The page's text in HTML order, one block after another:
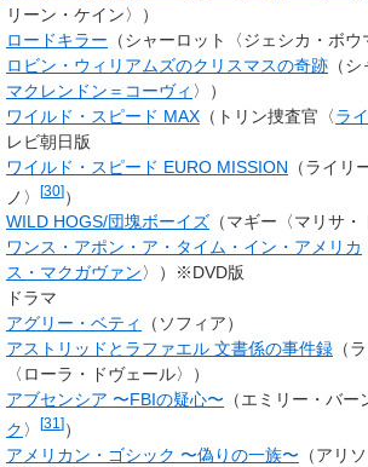
リーン・ケイン〉）
ロードキラー （シャーロット〈ジェシカ・ボウ
ロビン・ウィリアムズのクリスマスの奇跡 （
マクレンドン＝コーヴィ 〉）
ワイルド・スピード MAX （トリン捜査官〈ラ
レビ朝日版
ワイルド・スピード EURO MISSION （ライリ
ノ〉
[30]）
WILD HOGS/団塊ボーイズ （マギー〈マリサ・
ワンス・アポン・ア・タイム・イン・アメリカ
ス・マクガヴァン〉）※DVD版
ドラマ
アグリー・ベティ
（ソフィア）
アストリッドとラファエル 文書係の事件録 （
〈ローラ・ドヴェール〉）
アブセンシア 〜FBIの疑心〜 （エミリー・バー
ク 〉 [31 ] ）
アメリカン・ゴシック 〜偽りの一族〜 （アリ